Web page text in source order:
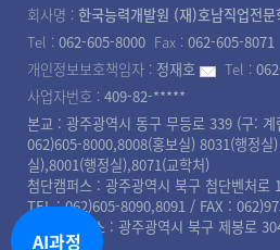
홈페이지(원
서접수)
이름, 자택 전화
전화번
[ 고용노동부 고시 2018-107
제62조(자료의 보관) 훈련기관
정 운영과 관련하여 다음 각
년 동안 보관하여야 한다. 이
에 따른 전자문서 등으로 할
훈련수당 지급
포상관련
ο 파기절차
회원님이 회원가입 등을 위해
적이 달성된 후 별도의 DB로
별도의 서류함) 내부 방침 및
회사명 : 한국능력개발원 (재)호남직업전문
Tel : 062-605-8000 Fax : 062-605-8071
개인정보보호책임자 : 정재호 Tel :
사업자번호 : 409-82-*****
본교 : 광주광역시 동구 무등로 339 (구:
062)605-8000,8008(홍보실) 8031(행정
실),8001(행정실),8071(교학처)
첨단캠퍼스 : 광주광역시 북구 첨단벤처
TEL : 062)605-8090,8091 / FAX :
북광주캠퍼스 : 광주광역시 북구 제봉로
AI과정